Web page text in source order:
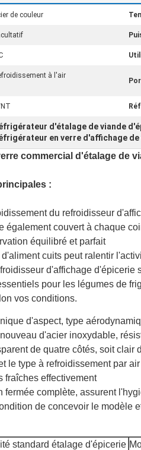
de couleur
à l'air
d'étalage de viande
en verre d'affichage
commercial d'étalage de
:
du refroidisseur
également couvert à chaque
équilibré et parfait
d'aliment cuits peut ralentir
d'affichage d'épicerie
pour les légumes de
vos conditions.
d'aspect, type
d'acier inoxydable,
de quatre côtés, soit
le type à refroidissement par
fraîches effectivement
fermée complète, assurent
de concevoir le modèle
standard étalage d'épicerie